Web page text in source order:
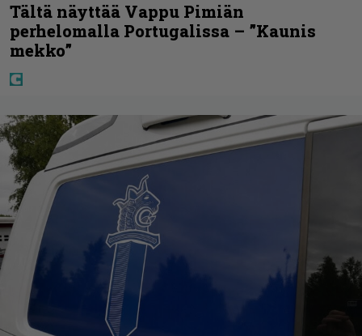
Tältä näyttää Vappu Pimiän
perhelomalla Portugalissa – ”Kaunis
mekko”